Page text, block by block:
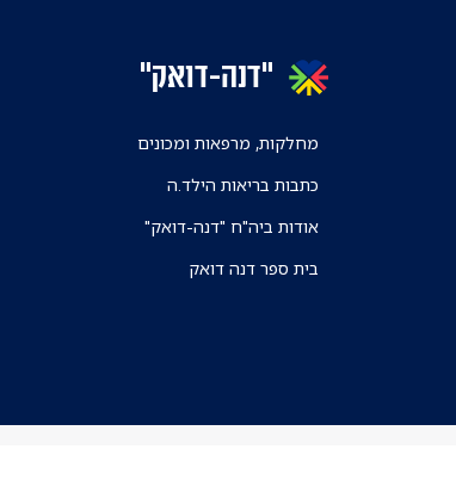
"דנה-דואק"
מחלקות, מרפאות ומכונים
כתבות בריאות הילד.ה
אודות ביה"ח "דנה-דואק"
בית ספר דנה דואק